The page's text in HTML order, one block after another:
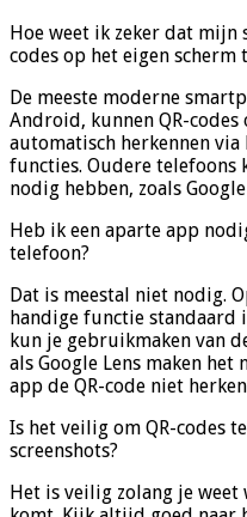
Hoe weet ik zeker dat mijn
codes op het eigen scherm
De meeste moderne
Android, kunnen QR-codes
automatisch herkennen
functies. Oudere telefoons
nodig hebben, zoals Google
Heb ik een aparte app
telefoon?
Dat is meestal niet nodig.
handige functie standaard
kun je gebruikmaken van
als Google Lens maken
app de QR-code niet
Is het veilig om QR-codes
screenshots?
Het is veilig zolang je